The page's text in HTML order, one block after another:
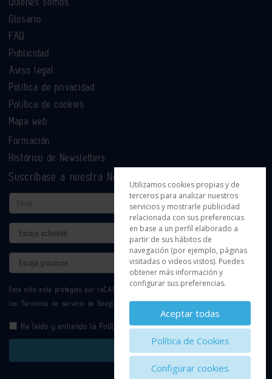
Glosario
FAQ
Publicidad
Aviso legal
Política de privacidad
Política de cookies
Mapa web
Formación
Histórico de Newsletters
Suscríbase a nuestra Newsletter
Email
Actividad
Provincia
Este sitio está protegido por reCAPTCHA y se aplican la
los Términos de servicio de Google.
He leído y entiendo la Política de Privacidad
Enviar
Utilizamos cookies propias y de
terceros para analizar nuestros
servicios y mostrarle publicidad
relacionada con sus preferencias
en base a un perfil elaborado a
partir de sus hábitos de
navegación (por ejemplo, páginas
visitadas o videos vistos). Puedes
obtener más información y
configurar sus preferencias.
Aceptar todas
Política de Cookies
Configurar cookies